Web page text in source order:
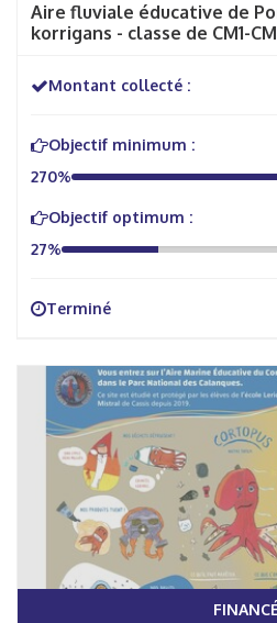
Aire fluviale éducative de
korrigans - classe de CM1-
Montant collecté :
Objectif minimum :
270%
Objectif optimum :
27%
Terminé
FINANCÉ